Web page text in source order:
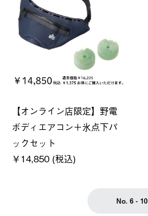
【オンライン店限定】野電
ボディエアコン＋氷点下パ
ックセット
￥14,850 (税込)
No. 6 - 10